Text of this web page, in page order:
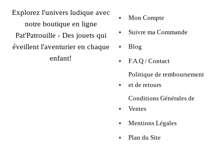
Explorez l'univers ludique avec
notre boutique en ligne
Pat'Patrouille - Des jouets qui
éveillent l'aventurier en chaque
enfant!
Mon Compte
Suivre ma Commande
Blog
F.A.Q / Contact
Politique de remboursement
et de retours
Conditions Générales de
Ventes
Mentions Légales
Plan du Site